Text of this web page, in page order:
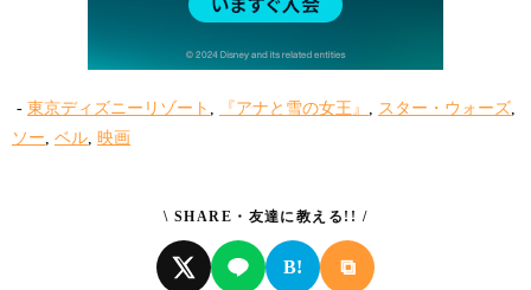
- 東京ディズニーリゾート 『アナと雪の女王』 スター・ウォーズ
ソー ベル 映画
\ SHARE・友達に教える!! /
B! ⧉